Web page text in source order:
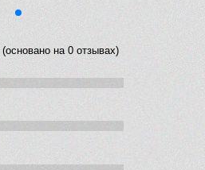
на 0 отзывах)